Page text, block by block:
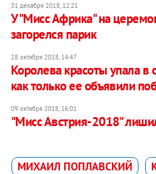
31 декабря 2018, 12:21
У "Мисс Африка" на
загорелся парик
28 октября 2018, 14:47
Королева красоты упала в
как только ее объявили
09 октября 2018, 16:01
"Мисс Австрия-2018"
МИХАИЛ ПОПЛАВСКИЙ